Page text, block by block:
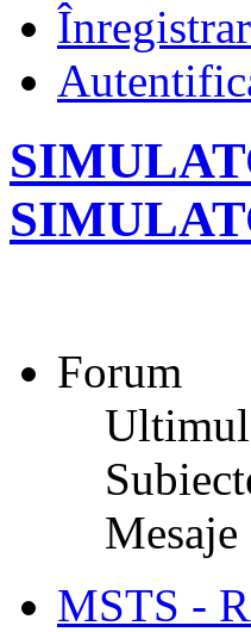
Forum
Ultimul
Mesaje
MSTS -